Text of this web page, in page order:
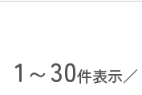
1～30件表示／